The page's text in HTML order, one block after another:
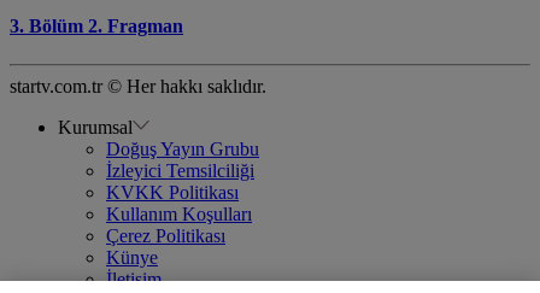
3. Bölüm 2. Fragman
startv.com.tr © Her hakkı saklıdır.
Kurumsal
Doğuş Yayın Grubu
İzleyici Temsilciliği
KVKK Politikası
Kullanım Koşulları
Çerez Politikası
Künye
İletişim